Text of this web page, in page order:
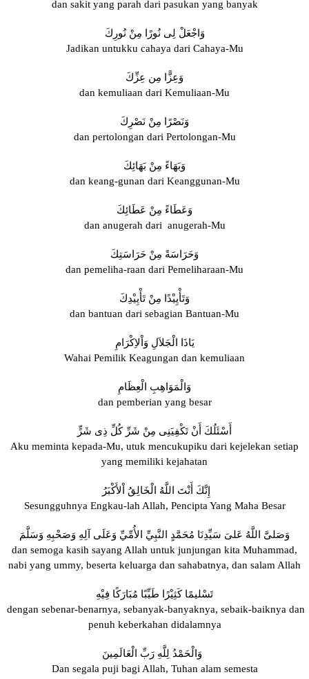
dan sakit yang parah dari pasukan yang banyak
وَاجْعَلْ لِى نُورًا مِنْ نُورِكَ
Jadikan untukku cahaya dari Cahaya-Mu
وَعِزًّا مِن عِزِّكَ
dan kemuliaan dari Kemuliaan-Mu
وَنَصْرًا مِنْ نَصْرِكَ
dan pertolongan dari Pertolongan-Mu
وَبَهَاءً مِنْ بَهَائِكَ
dan keang-gunan dari Keanggunan-Mu
وَعَطَاءً مِنْ عَطَائِكَ
dan anugerah dari anugerah-Mu
وَحَرَاسَةً مِنْ حَرَاسَتِكَ
dan pemeliha-raan dari Pemeliharaan-Mu
وَتَأْيِيْدًا مِنْ تَأْيِيْدِكَ
dan bantuan dari sebagian Bantuan-Mu
يَاذَا الْجَلاَلِ وَاْلاِكْرَامِ
Wahai Pemilik Keagungan dan kemuliaan
وَالْمَوَاهِبِ الْعِظَامِ
dan pemberian yang besar
أَسْئَلُكَ أَنْ تَكْفِيَنِى مِنْ شَرِّ كُلِّ ذِى شَرٍّ
Aku meminta kepada-Mu, utuk mencukupiku dari kejelekan setiap
yang memiliki kejahatan
إِنَّكَ أَنْتَ اللَّهُ الْخَالِقُ اْلأَكْبَرُ
Sesungguhnya Engkau-lah Allah, Pencipta Yang Maha Besar
وَصَلىَّ اللَّهُ عَلىَ سَيِّدِنَا مُحَمَّدٍ النَّبِيِّ الأُمِّيِّ وَعَلَى آلِهِ وَصَحْبِهِ وَسَلَّمَ
dan semoga kasih sayang Allah untuk junjungan kita Muhammad,
nabi yang ummy, beserta keluarga dan sahabatnya, dan salam Allah
تَسْليمًا كَثِيْرًا طَيِّبًا مُبَارَكًا فِيْهِ
dengan sebenar-benarnya, sebanyak-banyaknya, sebaik-baiknya dan
penuh keberkahan didalamnya
Dan segala puji bagi Allah, Tuhan alam semesta